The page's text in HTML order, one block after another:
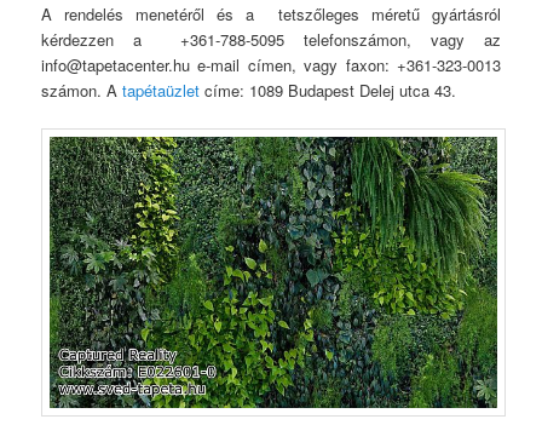
A rendelés menetéről és a tetszőleges méretű gyártásról
kérdezzen a +361-788-5095 telefonszámon, vagy az
info@tapetacenter.hu e-mail címen, vagy faxon: +361-323-0013
számon. Atapétaüzlet címe: 1089 Budapest Delej utca 43.